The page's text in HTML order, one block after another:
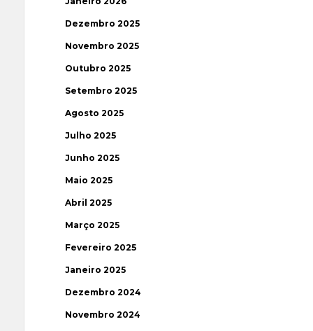
Dezembro 2025
Novembro 2025
Outubro 2025
Setembro 2025
Agosto 2025
Julho 2025
Junho 2025
Maio 2025
Abril 2025
Março 2025
Fevereiro 2025
Janeiro 2025
Dezembro 2024
Novembro 2024